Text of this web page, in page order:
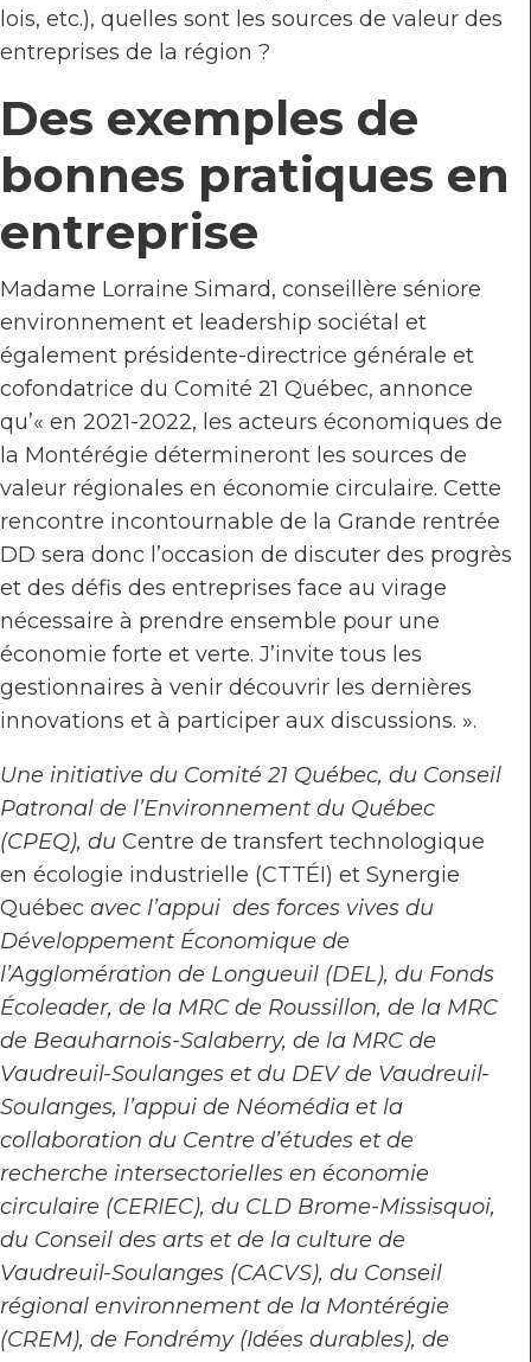
lois, etc.), quelles sont les sources de valeur des
entreprises de la région ?
Des exemples de
bonnes pratiques en
entreprise
Madame Lorraine Simard, conseillère séniore
environnement et leadership sociétal et
également présidente-directrice générale et
cofondatrice du Comité 21 Québec, annonce
qu’« en 2021-2022, les acteurs économiques de
la Montérégie détermineront les sources de
valeur régionales en économie circulaire. Cette
rencontre incontournable de la Grande rentrée
DD sera donc l’occasion de discuter des progrès
et des défis des entreprises face au virage
nécessaire à prendre ensemble pour une
économie forte et verte. J’invite tous les
gestionnaires à venir découvrir les dernières
innovations et à participer aux discussions. ».
Une initiative du Comité 21 Québec, du Conseil
Patronal de l’Environnement du Québec
(CPEQ), du Centre de transfert technologique
en écologie industrielle (CTTÉI) et Synergie
Québec avec l’appui des forces vives du
Développement Économique de
l’Agglomération de Longueuil (DEL), du Fonds
Écoleader, de la MRC de Roussillon, de la MRC
de Beauharnois-Salaberry, de la MRC de
Vaudreuil-Soulanges et du DEV de Vaudreuil-
Soulanges, l’appui de Néomédia et la
collaboration du Centre d’études et de
recherche intersectorielles en économie
circulaire (CERIEC), du CLD Brome-Missisquoi,
du Conseil des arts et de la culture de
Vaudreuil-Soulanges (CACVS), du Conseil
régional environnement de la Montérégie
(CREM), de Fondrémy (Idées durables), de